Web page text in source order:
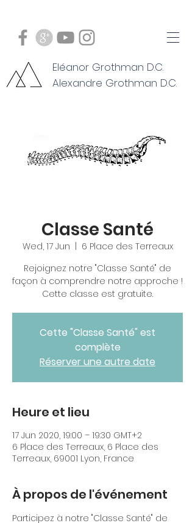
Eléanor Grothman D.C.
Alexandre Grothman D.C.
Classe Santé
Wed, 17 Jun
6 Place des Terreaux
Rejoignez notre "Classe Santé" de
façon à comprendre notre approche !
Cette "Classe Santé" est
complète
Réserver une autre date
Heure et lieu
17 Jun 2020, 19:00 – 19:30 GMT+2
6 Place des Terreaux, 6 Place des
Terreaux, 69001 Lyon, France
À propos de l'événement
Participez à notre "Classe Santé" de